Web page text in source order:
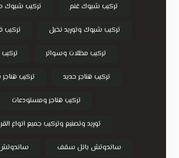
تركيب شبوك غنم تركيب شبوك
تركيب شبوك وتوريد نخيل تركيب
تركيب مظلات وسواتر تركيب
تركيب هناجر حديد تركيب
تركيب هناجر ومستودعات
توريد وتصنيع وتركيب جميع انواع
ساندوتش بانل سقف ساندوتش